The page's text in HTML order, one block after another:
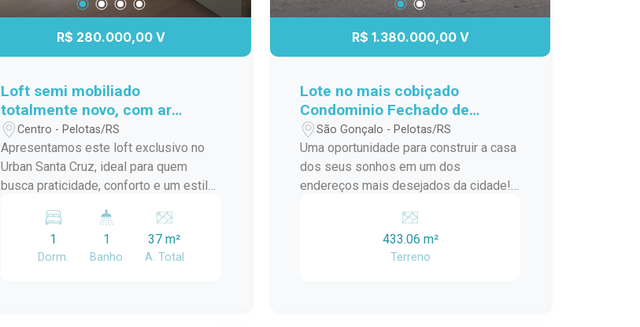
R$ 280.000,00 V
Loft semi mobiliado
totalmente novo, com ar
condicionado e a meia quadra
da ucpel
Centro - Pelotas/RS
Apresentamos este loft exclusivo no
Urban Santa Cruz, ideal para quem
busca praticidade, conforto e um estilo
ambiente integrado, excelente
aproveitamento de espaço,
acabamentos contemporâneos e ótima
1
Dorm.
1
Banho
37 m²
A. Total
R$ 1.380.000,00 V
Lote no mais cobiçado
Condominio Fechado de
Pelotas - Lagos de São
Gonçalo!
São Gonçalo - Pelotas/RS
Uma oportunidade para construir a casa
dos seus sonhos em um dos
endereços mais desejados da cidade!
Área total: 433,06 m² Amplo espaço
para projeto residencial de alto padrão
Excelente aproveitamento do terreno
433.06 m²
Terreno